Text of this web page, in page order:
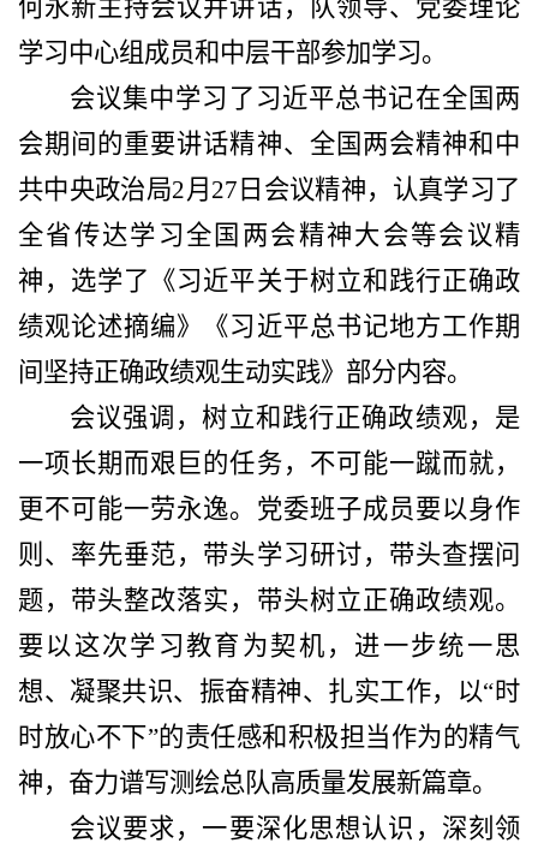
何永新主持会议并讲话，队领导、党委理论
学习中心组成员和中层干部参加学习。
会议集中学习了习近平总书记在全国两
会期间的重要讲话精神、全国两会精神和 中
共中央政治局2月27日会议精神， 认真学习了
全省传达学习全国两会精神大会等会议精
神，选学了《习近平关于树立和践行正确政
绩观论述摘编》《习近平总书记地方工作期
间坚持正确政绩观生动实践》部分内容。
会议强调，树立和践行正确政绩观，是
一项长期而艰巨的任务，不可能一蹴而就，
更不可能一劳永逸。党委班子成员要以身作
则、率先垂范，带头学习研讨，带头查摆问
题，带头整改落实，带头树立正确政绩观。
要以这次学习教育为契机，进一步统一思
想、凝聚共识、振奋精神、扎实工作，以“时
时放心不下”的责任感和积极担当作为的精气
神，奋力谱写测绘总队高质量发展新篇章。
会议要求， 一要深化思想认识，深刻领